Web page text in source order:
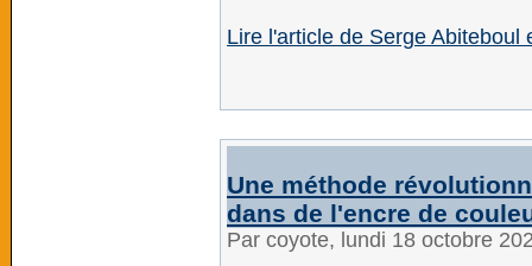
Lire l'article de Serge
Une méthode
dans de l'encre de
Par coyote, lundi 18 octobre